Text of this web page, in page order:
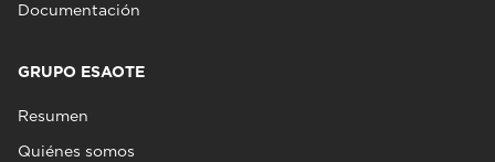
Documentación
GRUPO ESAOTE
Resumen
Quiénes somos